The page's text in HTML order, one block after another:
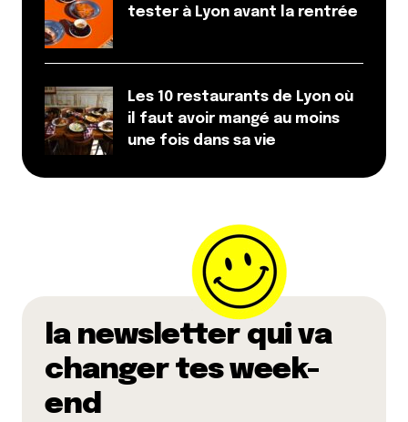
tester à Lyon avant la rentrée
Les 10 restaurants de Lyon où
il faut avoir mangé au moins
une fois dans sa vie
la newsletter qui va
changer tes week-
end